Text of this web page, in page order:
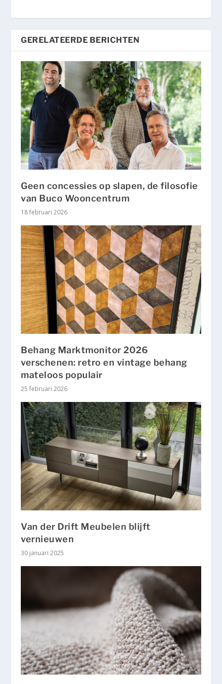
GERELATEERDE BERICHTEN
Geen concessies op slapen, de filosofie
van Buco Wooncentrum
18 februari 2026
Behang Marktmonitor 2026
verschenen: retro en vintage behang
mateloos populair
25 februari 2026
Van der Drift Meubelen blijft
vernieuwen
30 januari 2025